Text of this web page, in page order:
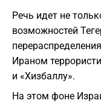
Речь идет не
возможностей
Ираном
и «Хизбаллу».
На этом фоне